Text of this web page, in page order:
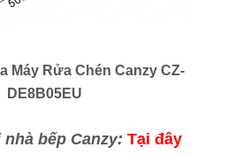
Máy Rửa Chén Canzy CZ-
DE8B05EU
bếp Canzy: Tại đây